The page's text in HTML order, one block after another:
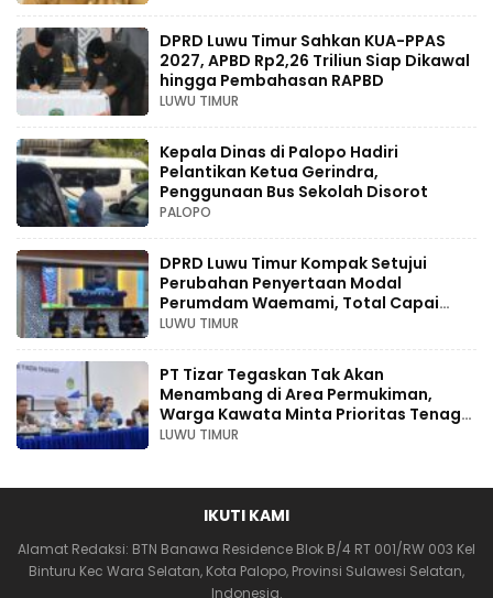
DPRD Luwu Timur Sahkan KUA-PPAS
2027, APBD Rp2,26 Triliun Siap Dikawal
hingga Pembahasan RAPBD
LUWU TIMUR
Kepala Dinas di Palopo Hadiri
Pelantikan Ketua Gerindra,
Penggunaan Bus Sekolah Disorot
PALOPO
DPRD Luwu Timur Kompak Setujui
Perubahan Penyertaan Modal
Perumdam Waemami, Total Capai
Rp131,68 Miliar Hingga 2030
LUWU TIMUR
PT Tizar Tegaskan Tak Akan
Menambang di Area Permukiman,
Warga Kawata Minta Prioritas Tenaga
Kerja Lokal
LUWU TIMUR
IKUTI KAMI
Alamat Redaksi: BTN Banawa Residence Blok B/4 RT 001/RW 003 Kel
Binturu Kec Wara Selatan, Kota Palopo, Provinsi Sulawesi Selatan,
Indonesia.